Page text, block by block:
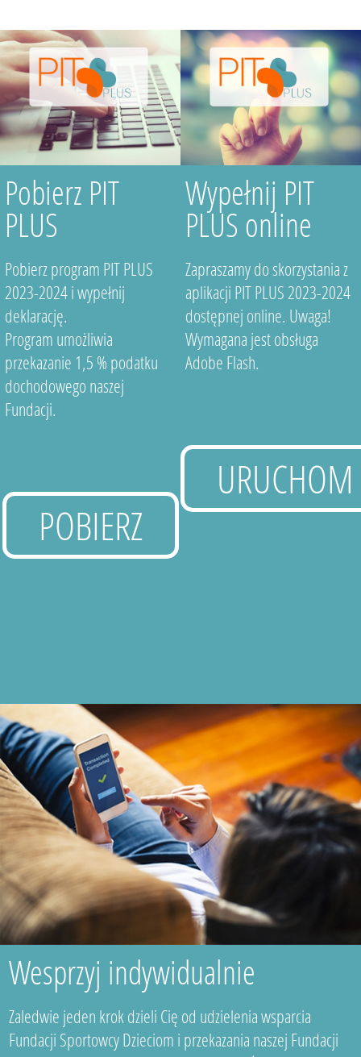
Pobierz PIT
PLUS
Pobierz program PIT PLUS
2023-2024 i wypełnij
deklarację.
Program umożliwia
przekazanie 1,5 % podatku
dochodowego naszej
Fundacji.
POBIERZ
Wypełnij PIT
PLUS online
Zapraszamy do skorzystania z
aplikacji PIT PLUS 2023-2024
dostępnej online. Uwaga!
Wymagana jest obsługa
Adobe Flash.
URUCHOM
Wesprzyj indywidualnie
Zaledwie jeden krok dzieli Cię od udzielenia wsparcia
Fundacji Sportowcy Dzieciom i przekazania naszej Fundacji